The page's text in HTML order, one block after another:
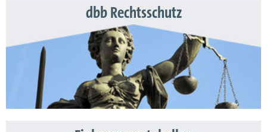
dbb Rechtsschutz